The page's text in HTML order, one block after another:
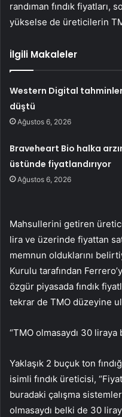
randıman fındık
yükselse de üreticilerin
İlgili Makaleler
Western Digital
düştü
Ağustos 6, 2026
Braveheart Bio halka
üstünde fiyatlandırıyor
Ağustos 6, 2026
Mahsullerini getiren
lira ve üzerinde fiyattan
memnun olduklarını
Kurulu tarafından
özgür piyasada fındık
tekrar de TMO düzeyine
“TMO olmasaydı 30 liraya
Yaklaşık 2 buçuk ton
isimli fındık üreticisi,
buradaki çalışma
olmasaydı belki de 30